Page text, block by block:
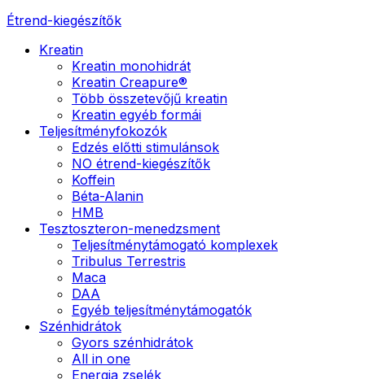
Étrend-kiegészítők
Kreatin
Kreatin monohidrát
Kreatin Creapure®
Több összetevőjű kreatin
Kreatin egyéb formái
Teljesítményfokozók
Edzés előtti stimulánsok
NO étrend-kiegészítők
Koffein
Béta-Alanin
HMB
Tesztoszteron-menedzsment
Teljesítménytámogató komplexek
Tribulus Terrestris
Maca
DAA
Egyéb teljesítménytámogatók
Szénhidrátok
Gyors szénhidrátok
All in one
Energia zselék